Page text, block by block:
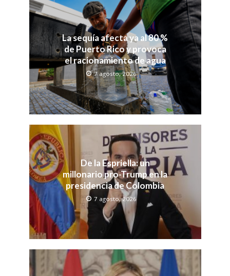
La sequía afecta ya al 80 %
de Puerto Rico y provoca
el racionamiento de agua
7 agosto, 2026
De la Espriella: un
millonario pro-Trump en la
presidencia de Colombia
7 agosto, 2026